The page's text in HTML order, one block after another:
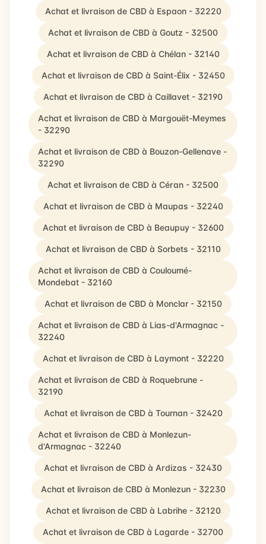
Achat et livraison de CBD à Espaon - 32220
Achat et livraison de CBD à Goutz - 32500
Achat et livraison de CBD à Chélan - 32140
Achat et livraison de CBD à Saint-Élix - 32450
Achat et livraison de CBD à Caillavet - 32190
Achat et livraison de CBD à Margouët-Meymes
- 32290
Achat et livraison de CBD à Bouzon-Gellenave -
32290
Achat et livraison de CBD à Céran - 32500
Achat et livraison de CBD à Maupas - 32240
Achat et livraison de CBD à Beaupuy - 32600
Achat et livraison de CBD à Sorbets - 32110
Achat et livraison de CBD à Couloumé-
Mondebat - 32160
Achat et livraison de CBD à Monclar - 32150
Achat et livraison de CBD à Lias-d'Armagnac -
32240
Achat et livraison de CBD à Laymont - 32220
Achat et livraison de CBD à Roquebrune -
32190
Achat et livraison de CBD à Tournan - 32420
Achat et livraison de CBD à Monlezun-
d'Armagnac - 32240
Achat et livraison de CBD à Ardizas - 32430
Achat et livraison de CBD à Monlezun - 32230
Achat et livraison de CBD à Labrihe - 32120
Achat et livraison de CBD à Lagarde - 32700